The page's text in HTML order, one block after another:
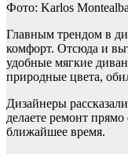
Фото: Karlos
Главным трендом в
комфорт. Отсюда и
удобные мягкие
природные цвета,
Дизайнеры
делаете ремонт прямо
ближайшее время.